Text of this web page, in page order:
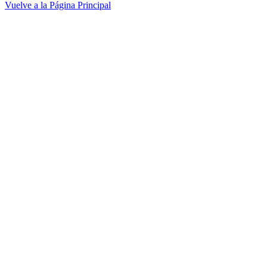
Vuelve a la Página Principal